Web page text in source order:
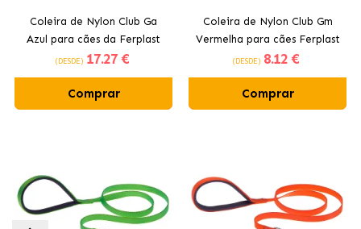
Coleira de Nylon Club Ga
Azul para cães da Ferplast
(DESDE) 17.27 €
Comprar
Coleira de Nylon Club Gm
Vermelha para cães Ferplast
(DESDE) 8.12 €
Comprar